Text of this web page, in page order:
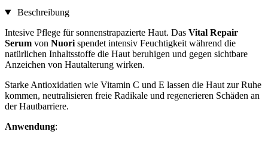
Beschreibung
Intesive Pflege für sonnenstrapazierte Haut. Das Vital Repair
Serum von Nuori spendet intensiv Feuchtigkeit während die
natürlichen Inhaltsstoffe die Haut beruhigen und gegen sichtbare
Anzeichen von Hautalterung wirken.
Starke Antioxidatien wie Vitamin C und E lassen die Haut zur Ruhe
kommen, neutralisieren freie Radikale und regenerieren Schäden an
der Hautbarriere.
Anwendung: